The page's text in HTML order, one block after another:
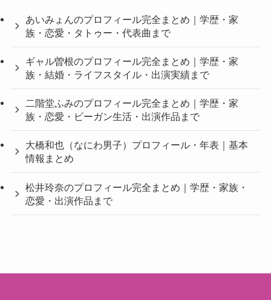
あいみょんのプロフィール完全まとめ｜学歴・家
族・恋愛・タトゥー・代表曲まで
ギャル曽根のプロフィール完全まとめ｜学歴・家
族・結婚・ライフスタイル・出演実績まで
二階堂ふみのプロフィール完全まとめ｜学歴・家
族・恋愛・ビーガン生活・出演作品まで
大橋和也（なにわ男子）プロフィール・年表｜基本
情報まとめ
松井玲奈のプロフィール完全まとめ｜学歴・家族・
恋愛・出演作品まで